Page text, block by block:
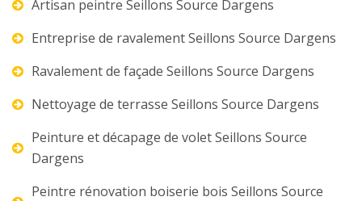
Artisan peintre Seillons Source Dargens
Entreprise de ravalement Seillons Source Dargens
Ravalement de façade Seillons Source Dargens
Nettoyage de terrasse Seillons Source Dargens
Peinture et décapage de volet Seillons Source
Dargens
Peintre rénovation boiserie bois Seillons Source